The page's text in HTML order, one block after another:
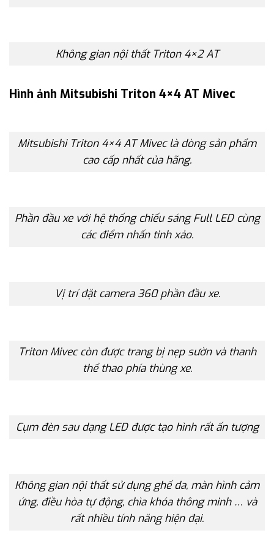
Không gian nội thất Triton 4×2 AT
Hình ảnh Mitsubishi Triton 4×4 AT Mivec
Mitsubishi Triton 4×4 AT Mivec là dòng sản phẩm
cao cấp nhất của hãng.
Phần đầu xe với hệ thống chiếu sáng Full LED cùng
các điểm nhấn tinh xảo.
Vị trí đặt camera 360 phần đầu xe.
Triton Mivec còn được trang bị nẹp sườn và thanh
thể thao phía thùng xe.
Cụm đèn sau dạng LED được tạo hình rất ấn tượng
Không gian nội thất sử dụng ghế da, màn hình cảm
ứng, điều hòa tự động, chìa khóa thông minh … và
rất nhiều tính năng hiện đại.